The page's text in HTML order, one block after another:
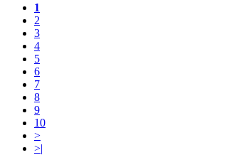
1
2
3
4
5
6
7
8
9
10
>
>|